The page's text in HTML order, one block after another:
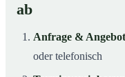
ab
Anfrage & Angebot
oder telefonisch